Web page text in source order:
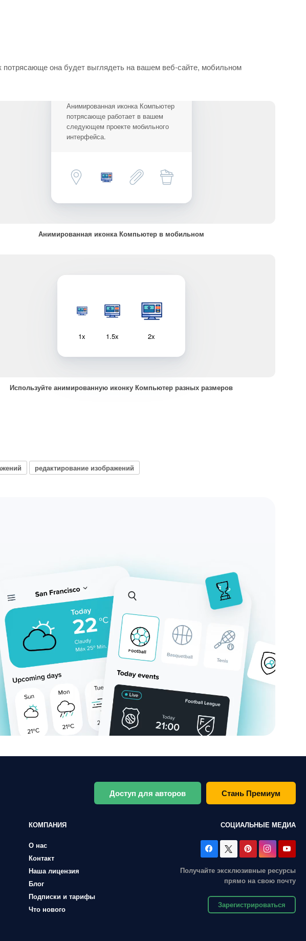
она будет выглядеть на вашем веб-сайте, мобильном
Анимированная иконка Компьютер
потрясающе работает в вашем
следующем проекте мобильного
интерфейса.
Анимированная иконка Компьютер в мобильном
1x 1.5x 2x
Используйте анимированную иконку Компьютер разных размеров
редактирование изображений
Доступ для авторов Стань Премиум
КОМПАНИЯ
О нас
Контакт
Наша лицензия
Блог
Подписки и тарифы
Что нового
СОЦИАЛЬНЫЕ МЕДИА
Получайте эксклюзивные ресурсы
прямо на свою почту
Зарегистрироваться